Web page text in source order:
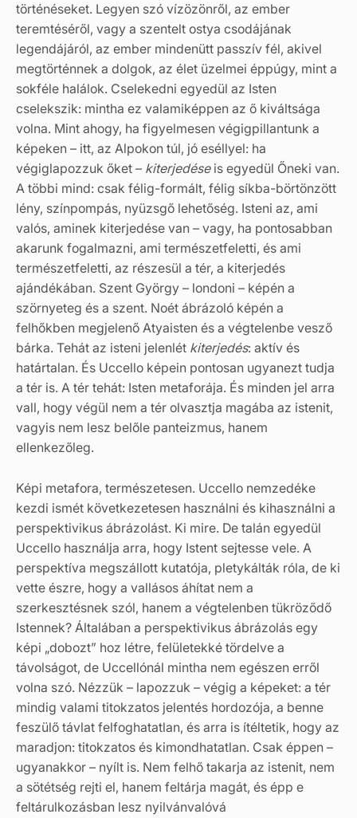
történéseket. Legyen szó vízözönről, az ember
teremtéséről, vagy a szentelt ostya csodájának
legendájáról, az ember mindenütt passzív fél, akivel
megtörténnek a dolgok, az élet üzelmei éppúgy, mint a
sokféle halálok. Cselekedni egyedül az Isten
cselekszik: mintha ez valamiképpen az ő kiváltsága
volna. Mint ahogy, ha figyelmesen végigpillantunk a
képeken – itt, az Alpokon túl, jó eséllyel: ha
végiglapozzuk őket – kiterjedéseis egyedül Őneki van.
A többi mind: csak félig-formált, félig síkba-börtönzött
lény, színpompás, nyüzsgő lehetőség. Isteni az, ami
valós, aminek kiterjedése van – vagy, ha pontosabban
akarunk fogalmazni, ami természetfeletti, és ami
természetfeletti, az részesül a tér, a kiterjedés
ajándékában. Szent György – londoni – képén a
szörnyeteg és a szent. Noét ábrázoló képén a
felhőkben megjelenő Atyaisten és a végtelenbe vesző
bárka. Tehát az isteni jelenlét kiterjedés: aktív és
határtalan. És Uccello képein pontosan ugyanezt tudja
a tér is. A tér tehát: Isten metaforája. És minden jel arra
vall, hogy végül nem a tér olvasztja magába az istenit,
vagyis nem lesz belőle panteizmus, hanem
ellenkezőleg.
Képi metafora, természetesen. Uccello nemzedéke
kezdi ismét következetesen használni és kihasználni a
perspektivikus ábrázolást. Ki mire. De talán egyedül
Uccello használja arra, hogy Istent sejtesse vele. A
perspektíva megszállott kutatója, pletykálták róla, de ki
vette észre, hogy a vallásos áhítat nem a
szerkesztésnek szól, hanem a végtelenben tükröződő
Istennek? Általában a perspektivikus ábrázolás egy
képi „dobozt” hoz létre, felületekké tördelve a
távolságot, de Uccellónál mintha nem egészen erről
volna szó. Nézzük – lapozzuk – végig a képeket: a tér
mindig valami titokzatos jelentés hordozója, a benne
feszülő távlat felfoghatatlan, és arra is ítéltetik, hogy az
maradjon: titokzatos és kimondhatatlan. Csak éppen –
ugyanakkor – nyílt is. Nem felhő takarja az istenit, nem
a sötétség rejti el, hanem feltárja magát, és épp e
feltárulkozásban lesz nyilvánvalóvá